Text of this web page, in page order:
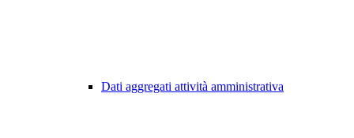
Dati aggregati attività amministrativa